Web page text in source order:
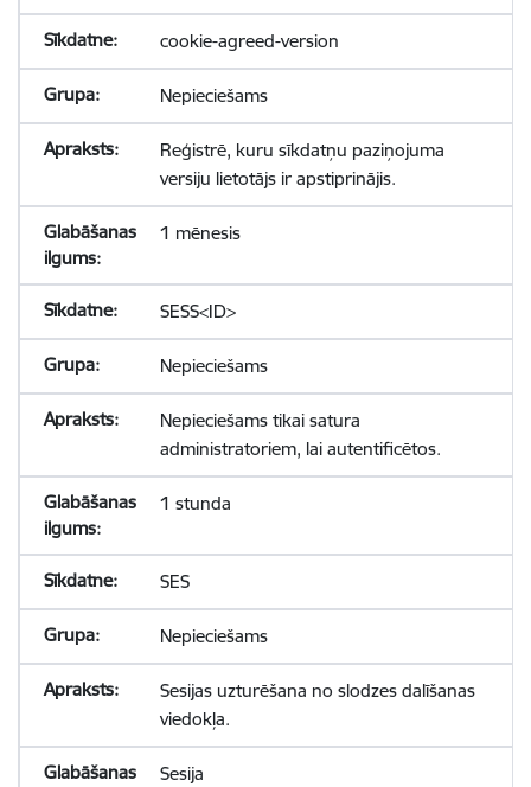
cookie-agreed-version
Nepieciešams
Reģistrē, kuru sīkdatņu paziņojuma
versiju lietotājs ir apstiprinājis.
1 mēnesis
SESS<ID>
Nepieciešams
Nepieciešams tikai satura
administratoriem, lai autentificētos.
1 stunda
SES
Nepieciešams
Sesijas uzturēšana no slodzes dalīšanas
viedokļa.
Sesija